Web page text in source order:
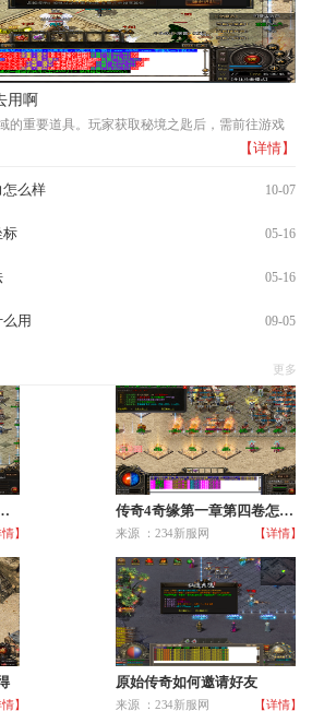
用啊
的重要道具。玩家获取秘境之匙后，需前往游戏
【详情】
怎么样 10-07
标 05-16
05-16
用 09-05
更多
星火雨多少级送
情】
传奇4奇缘第一章第四卷怎么触发
来源 ：234新服网 【详情】
情】
原始传奇如何邀请好友
来源 ：234新服网 【详情】